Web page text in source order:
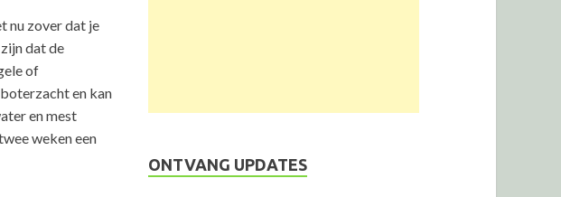
nu zover dat je
dat de
of
en kan
en mest
weken een
ONTVANG UPDATES